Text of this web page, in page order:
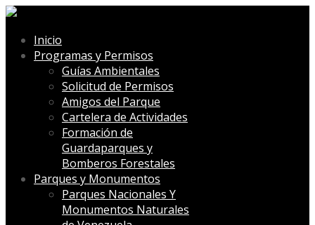
Inicio
Programas y Permisos
Guías Ambientales
Solicitud de Permisos
Amigos del Parque
Cartelera de Actividades
Formación de
Guardaparques y
Bomberos Forestales
Parques y Monumentos
Parques Nacionales Y
Monumentos Naturales